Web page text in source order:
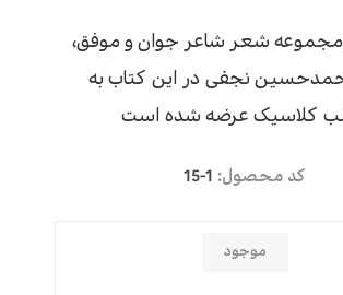
شعر شاعر جوان و موفق،
نجفی در این کتاب به
کلاسیک عرضه شده است
کد محصول: 15-1
موجود